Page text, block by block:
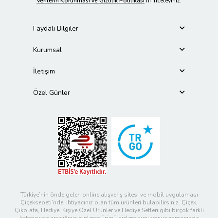
Faydalı Bilgiler
Kurumsal
İletişim
Özel Günler
Türkiye’nin önde gelen online alışveriş sitesi ve mobil uygulaması
Çiçeksepeti’nde, ihtiyacınız olan tüm ürünleri bulabilirsiniz. Çiçek,
Çikolata, Hediye, Kişiye Özel Ürünler ve Hediye Setleri gibi birçok farklı